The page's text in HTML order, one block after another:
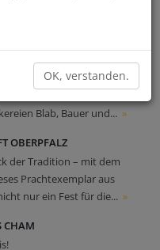
OK, verstanden.
gibt? Als kleine Hilfe: Die
EDEKA-Markt in
Blab, Bauer und... »
OBERPFALZ
der Tradition – mit dem
Prachtexemplar aus
nur ein Fest für die... »
CHAM